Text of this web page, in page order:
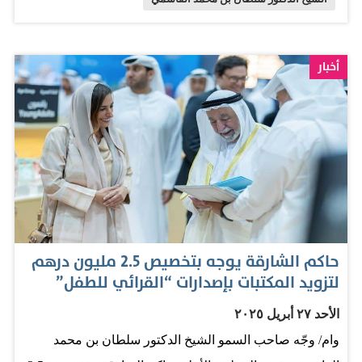
أخبار
حاكم الشارقة يوجه بتخصيص 2.5 مليون درهم
لتزويد المكتبات بإصدارات “القرائي للطفل”
الأحد ٢٧ أبريل ٢٠٢٥
وام/ وجّه صاحب السمو الشيخ الدكتور سلطان بن محمد